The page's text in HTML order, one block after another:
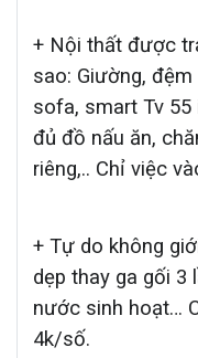
+ Nội thất được
sao: Giường,
sofa, smart Tv 55
đủ đồ nấu ăn,
riêng,.. Chỉ việc
+ Tự do không
dẹp thay ga gối 3
nước sinh hoạt…
4k/số.